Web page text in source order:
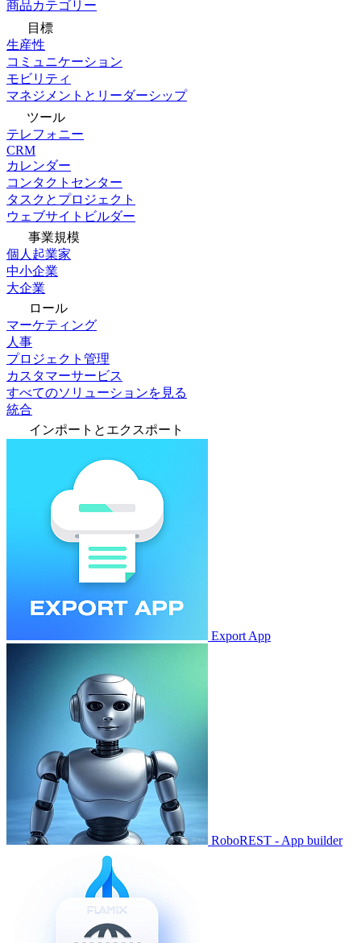
商品カテゴリー
目標
生産性
コミュニケーション
モビリティ
マネジメントとリーダーシップ
ツール
テレフォニー
CRM
カレンダー
コンタクトセンター
タスクとプロジェクト
ウェブサイトビルダー
事業規模
個人起業家
中小企業
大企業
ロール
マーケティング
人事
プロジェクト管理
カスタマーサービス
すべてのソリューションを見る
統合
インポートとエクスポート
Export App
RoboREST - App builder